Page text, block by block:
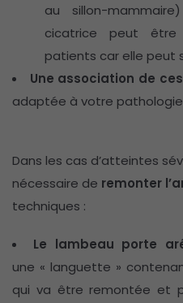
au sillon-
cicatrice peut être
patients car elle peut
Une association de
adaptée à votre
Dans les cas d’atteintes
nécessaire de remonter
techniques :
Le lambeau porte
une « languette »
qui va être remontée et